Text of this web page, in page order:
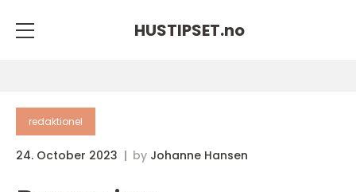
HUSTIPSET.no
redaktionel
24. October 2023 by Johanne Hansen